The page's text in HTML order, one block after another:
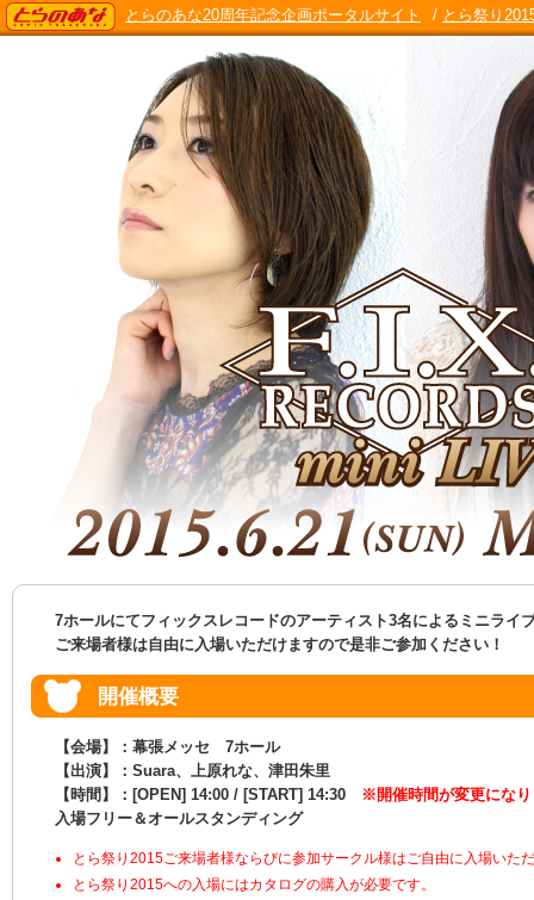
TORANOANA
とらのあな20周年記念企画ポータルサイト / とら祭り
7ホールにてフィックスレコードのアーティスト3名によるミニライ
ご来場者様は自由に入場いただけますので是非ご参加ください！
開催概要
【会場】：幕張メッセ 7ホール
【出演】：Suara、上原れな、津田朱里
【時間】：[OPEN] 14:00 / [START] 14:30
※開催時間が変更にな
入場フリー＆オールスタンディング
とら祭り2015ご来場者様ならびに参加サークル様はご自由に入場いた
とら祭り2015への入場にはカタログの購入が必要です。